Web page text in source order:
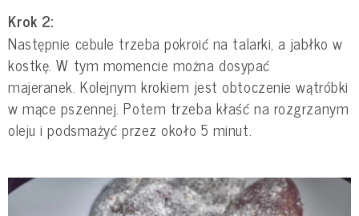
Krok 2:
Następnie cebule trzeba pokroić na talarki, a jabłko w
kostkę. W tym momencie można dosypać
majeranek. Kolejnym krokiem jest obtoczenie wątróbki
w mące pszennej. Potem trzeba kłaść na rozgrzanym
oleju i podsmażyć przez około 5 minut.